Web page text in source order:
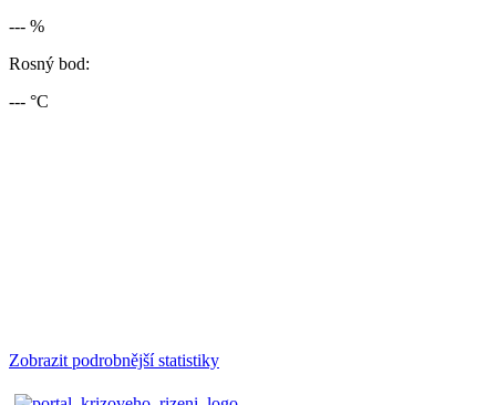
--- %
Rosný bod:
--- °C
Zobrazit podrobnější statistiky